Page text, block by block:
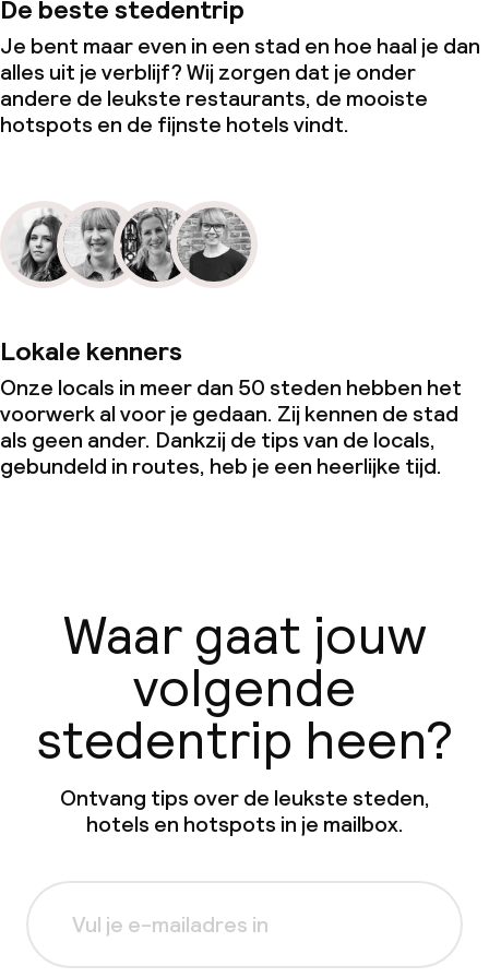
De beste stedentrip
Je bent maar even in een stad en hoe haal je dan
alles uit je verblijf? Wij zorgen dat je onder
andere de leukste restaurants, de mooiste
hotspots en de fijnste hotels vindt.
Lokale kenners
Onze locals in meer dan 50 steden hebben het
voorwerk al voor je gedaan. Zij kennen de stad
als geen ander. Dankzij de tips van de locals,
gebundeld in routes, heb je een heerlijke tijd.
Waar gaat jouw
volgende
stedentrip heen?
Ontvang tips over de leukste steden,
hotels en hotspots in je mailbox.